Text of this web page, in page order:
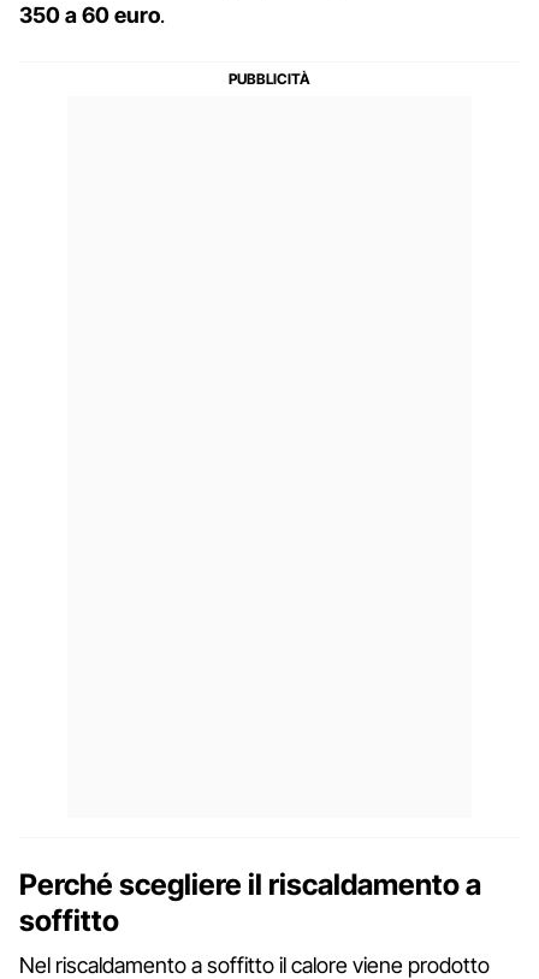
350 a 60 euro.
Perché scegliere il riscaldamento a
soffitto
Nel riscaldamento a soffitto il calore viene prodotto